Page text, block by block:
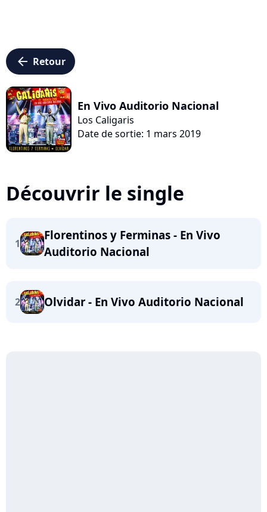
arrow_left Retour
En Vivo Auditorio Nacional
Los Caligaris
Date de sortie: 1 mars 2019
Découvrir le single
1
Florentinos y Ferminas - En Vivo
Auditorio Nacional
2 Olvidar - En Vivo Auditorio Nacional